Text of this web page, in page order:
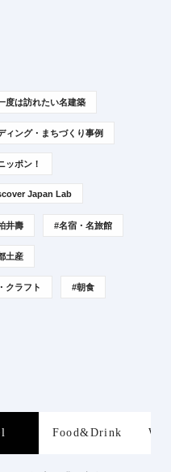
度は訪れたい名建築
ィング・まちづくり事例
ッポン！
Japan Lab
井壽 #名宿・名旅館
土産
クラフト #朝食
Food&Drink